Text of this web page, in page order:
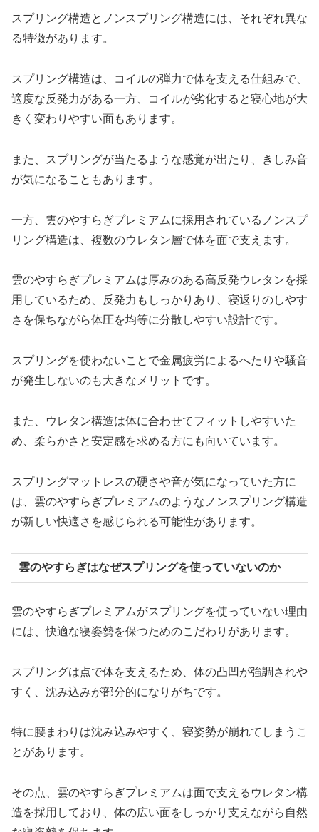
スプリング構造とノンスプリング構造には、それぞれ異な
る特徴があります。
スプリング構造は、コイルの弾力で体を支える仕組みで、
適度な反発力がある一方、コイルが劣化すると寝心地が大
きく変わりやすい面もあります。
また、スプリングが当たるような感覚が出たり、きしみ音
が気になることもあります。
一方、雲のやすらぎプレミアムに採用されているノンスプ
リング構造は、複数のウレタン層で体を面で支えます。
雲のやすらぎプレミアムは厚みのある高反発ウレタンを採
用しているため、反発力もしっかりあり、寝返りのしやす
さを保ちながら体圧を均等に分散しやすい設計です。
スプリングを使わないことで金属疲労によるへたりや騒音
が発生しないのも大きなメリットです。
また、ウレタン構造は体に合わせてフィットしやすいた
め、柔らかさと安定感を求める方にも向いています。
スプリングマットレスの硬さや音が気になっていた方に
は、雲のやすらぎプレミアムのようなノンスプリング構造
が新しい快適さを感じられる可能性があります。
雲のやすらぎはなぜスプリングを使っていないのか
雲のやすらぎプレミアムがスプリングを使っていない理由
には、快適な寝姿勢を保つためのこだわりがあります。
スプリングは点で体を支えるため、体の凸凹が強調されや
すく、沈み込みが部分的になりがちです。
特に腰まわりは沈み込みやすく、寝姿勢が崩れてしまうこ
とがあります。
その点、雲のやすらぎプレミアムは面で支えるウレタン構
造を採用しており、体の広い面をしっかり支えながら自然